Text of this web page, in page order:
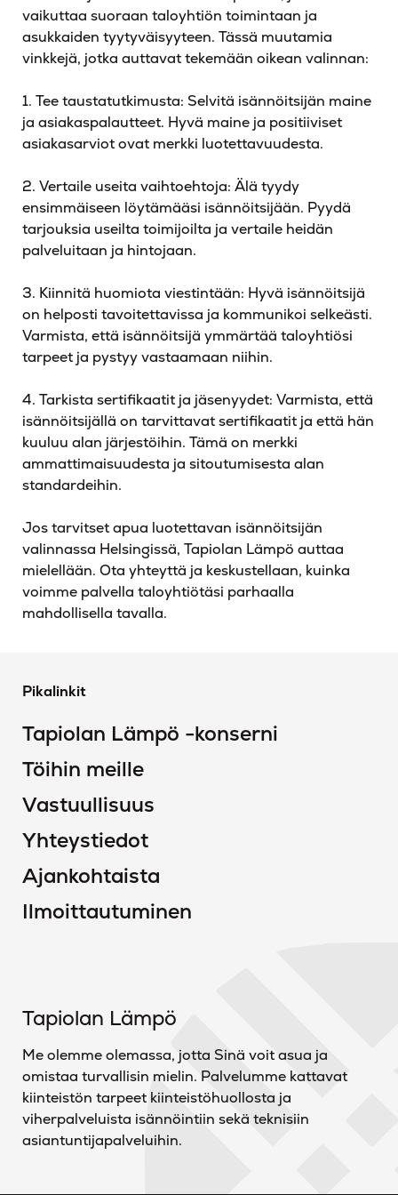
vaikuttaa suoraan taloyhtiön toimintaan ja
asukkaiden tyytyväisyyteen. Tässä muutamia
vinkkejä, jotka auttavat tekemään oikean valinnan:
1. Tee taustatutkimusta: Selvitä isännöitsijän maine
ja asiakaspalautteet. Hyvä maine ja positiiviset
asiakasarviot ovat merkki luotettavuudesta.
2. Vertaile useita vaihtoehtoja: Älä tyydy
ensimmäiseen löytämääsi isännöitsijään. Pyydä
tarjouksia useilta toimijoilta ja vertaile heidän
palveluitaan ja hintojaan.
3. Kiinnitä huomiota viestintään: Hyvä isännöitsijä
on helposti tavoitettavissa ja kommunikoi selkeästi.
Varmista, että isännöitsijä ymmärtää taloyhtiösi
tarpeet ja pystyy vastaamaan niihin.
4. Tarkista sertifikaatit ja jäsenyydet: Varmista, että
isännöitsijällä on tarvittavat sertifikaatit ja että hän
kuuluu alan järjestöihin. Tämä on merkki
ammattimaisuudesta ja sitoutumisesta alan
standardeihin.
Jos tarvitset apua luotettavan isännöitsijän
valinnassa Helsingissä, Tapiolan Lämpö auttaa
mielellään. Ota yhteyttä ja keskustellaan, kuinka
voimme palvella taloyhtiötäsi parhaalla
mahdollisella tavalla.
Pikalinkit
Tapiolan Lämpö -konserni
Töihin meille
Vastuullisuus
Yhteystiedot
Ajankohtaista
Ilmoittautuminen
Tapiolan Lämpö
Me olemme olemassa, jotta Sinä voit asua ja
omistaa turvallisin mielin. Palvelumme kattavat
kiinteistön tarpeet kiinteistöhuollosta ja
viherpalveluista isännöintiin sekä teknisiin
asiantuntijapalveluihin.